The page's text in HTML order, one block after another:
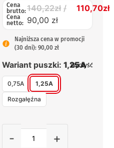
Cena
brutto:140,22zł 110,70zł
Cena
netto: 90,00 zł
Najniższa cena w promocji
(30 dni): 90,00 zł
Wariant puszki: 1,25A
0,75A 1,25A
Rozgałęźna
Wyczyść
- +